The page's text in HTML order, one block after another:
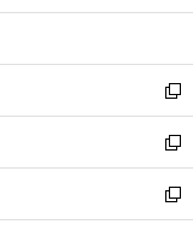
ウ
開
く
新
し
い
ウ
ィ
ン
新
し
い
ウ
新
し